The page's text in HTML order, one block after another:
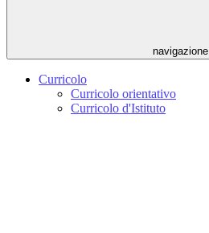
navigazione
Curricolo
Curricolo orientativo
Curricolo d'Istituto